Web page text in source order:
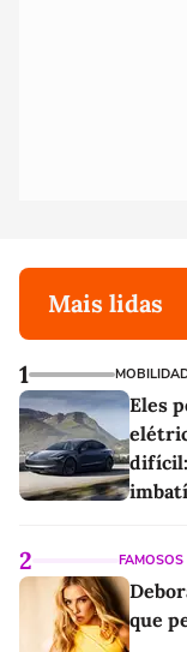
Mais lidas
1
Eles
difícil:
2 FAMOSOS
que